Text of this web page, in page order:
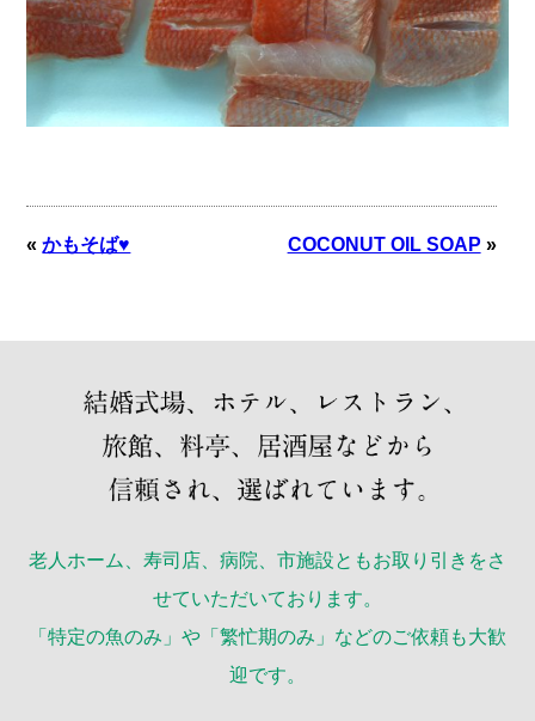
«かもそば♥ COCONUT OIL SOAP »
老人ホーム、寿司店、病院、市施設ともお取り引きをさ
せていただいております。
「特定の魚のみ」や「繁忙期のみ」などのご依頼も大歓
迎です。